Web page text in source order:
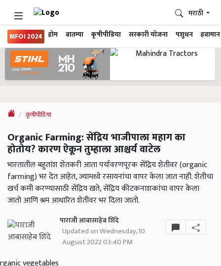
MFOI 2024 होम बातम्या कृषीपीडिया सरकारी योजना पशुधन हवामान
मराठी
कृषीपीडिया
Organic Farming: सेंद्रिय भाजीपाला महाग का
होतोय? कारण ऐकून तुम्हाला आश्चर्य वाटेल
भारतातील बहुतांश शेतकरी आता पर्यावरणपूरक सेंद्रिय शेतीवर (organic
farming) भर देत आहेत, ज्यामध्ये रसायनांचा वापर केला जात नाही. शेतीचा
खर्च कमी करण्यासाठी सेंद्रिय खते, सेंद्रिय कीटकनाशकांचा वापर केला
जातो आणि श्रम आधारित शेतीवर भर दिला जातो.
पाराजी आबासाहेब शिंदे
Updated on Wednesday, 10
August 2022 03:40 PM